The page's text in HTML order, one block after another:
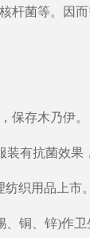
杆菌等。因
保存木乃伊
有抗菌效
纺织用品上市
、铜、锌)作